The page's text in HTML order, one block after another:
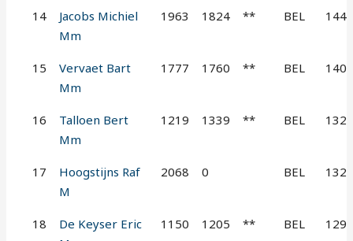
14
Jacobs Michiel
Mm
1963 1824 ** BEL 144
15
Vervaet Bart
Mm
1777 1760 ** BEL 140
16
Talloen Bert
Mm
1219 1339 ** BEL 132
17
Hoogstijns Raf
M
2068 0 BEL 132
18
De Keyser Eric
1150 1205 ** BEL 129